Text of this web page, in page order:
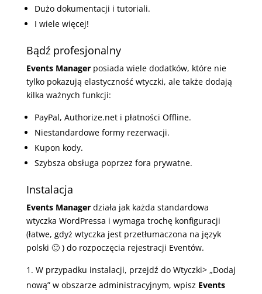
Dużo dokumentacji i tutoriali.
I wiele więcej!
Bądź profesjonalny
Events Manager posiada wiele dodatków, które nie
tylko pokazują elastyczność wtyczki, ale także dodają
kilka ważnych funkcji:
PayPal, Authorize.net i płatności Offline.
Niestandardowe formy rezerwacji.
Kupon kody.
Szybsza obsługa poprzez fora prywatne.
Instalacja
Events Managerdziała jak każda standardowa
wtyczka WordPressa i wymaga trochę konfiguracji
(łatwe, gdyż wtyczka jest przetłumaczona na język
polski 🙂 ) do rozpoczęcia rejestracji Eventów.
W przypadku instalacji, przejdź do Wtyczki> „Dodaj
nową” w obszarze administracyjnym, wpisz Events